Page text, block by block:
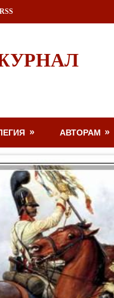
RSS
АВТОРАМ